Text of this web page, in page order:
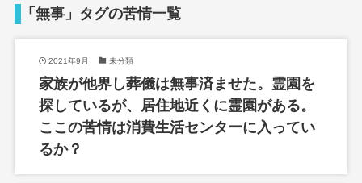
「無事」タグの苦情一覧
2021年9月 未分類
家族が他界し葬儀は無事済ませた。霊園を
探しているが、居住地近くに霊園がある。
ここの苦情は消費生活センターに入ってい
るか？